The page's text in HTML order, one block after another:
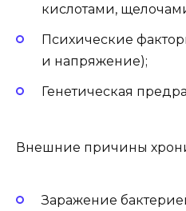
кислотами,
Психические
и напряжение);
Генетическая
Внешние причины
Заражение